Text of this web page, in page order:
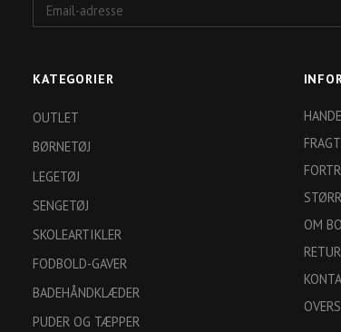
adresse
KATEGORIER
OUTLET
BØRNETØJ
LEGETØJ
SENGETØJ
SKOLEARTIKLER
FODBOLD-GAVER
BADEHÅNDKLÆDER
PUDER OG TÆPPER
OM